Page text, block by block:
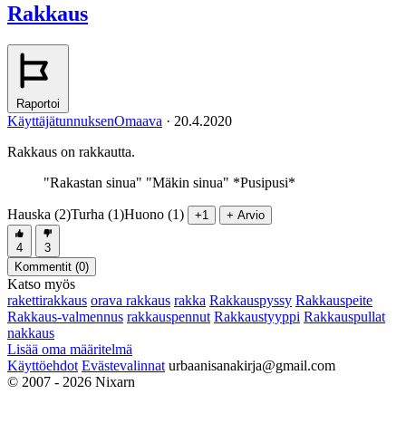
Rakkaus
Raportoi
KäyttäjätunnuksenOmaava · 20.4.2020
Rakkaus on rakkautta.
"Rakastan sinua" "Mäkin sinua" *Pusipusi*
Hauska (2)Turha (1)Huono (1) +1 + Arvio
4
3
Kommentit (0)
Katso myös
rakettirakkaus orava rakkaus rakka Rakkauspyssy Rakkauspeite
Rakkaus-valmennus rakkauspennut Rakkaustyyppi Rakkauspullat
nakkaus
Lisää oma määritelmä
Käyttöehdot Evästevalinnat urbaanisanakirja@gmail.com
© 2007 - 2026 Nixarn